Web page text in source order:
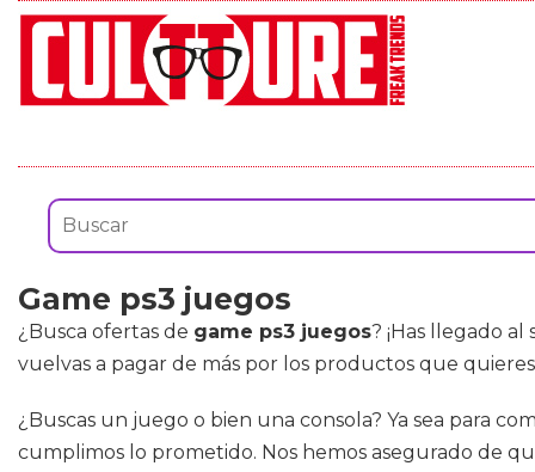
Game ps3 juegos
¿Busca ofertas de game ps3 juegos? ¡Has llegado
vuelvas a pagar de más por los productos que
¿Buscas un juego o bien una consola? Ya sea para
cumplimos lo prometido. Nos hemos asegurado de